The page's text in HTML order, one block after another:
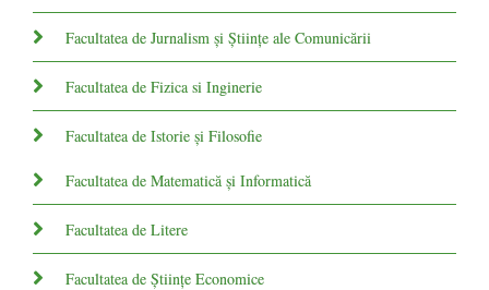
Facultatea de Jurnalism şi Ştiinţe ale Comunicării
Facultatea de Fizica si Inginerie
Facultatea de Istorie şi Filosofie
Facultatea de Matematică şi Informatică
Facultatea de Litere
Facultatea de Științe Economice